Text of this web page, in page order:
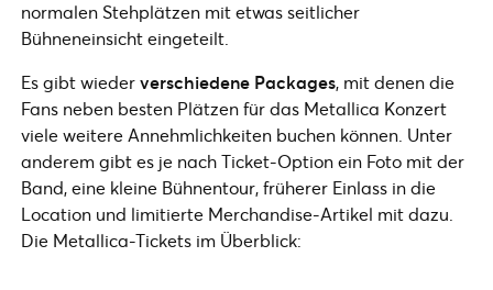
normalen Stehplätzen mit etwas seitlicher
Bühneneinsicht eingeteilt.
Es gibt wiederverschiedene Packages, mit denen die
Fans neben besten Plätzen für das Metallica Konzert
viele weitere Annehmlichkeiten buchen können. Unter
anderem gibt es je nach Ticket-Option ein Foto mit der
Band, eine kleine Bühnentour, früherer Einlass in die
Location und limitierte Merchandise-Artikel mit dazu.
Die Metallica-Tickets im Überblick: